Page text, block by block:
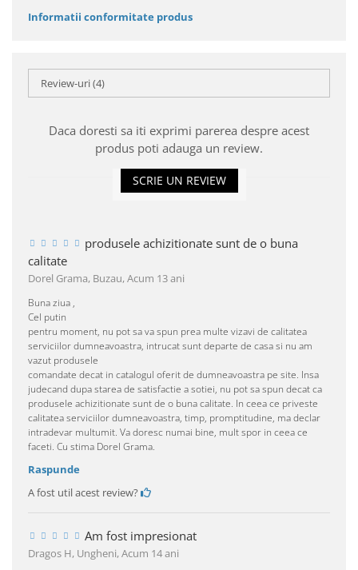
Informatii conformitate produs
Review-uri(4)
Daca doresti sa iti exprimi parerea despre acest
produs poti adauga un review.
SCRIE UN REVIEW
produsele achizitionate sunt de o buna
calitate
Dorel Grama, Buzau,Acum 13 ani
Buna ziua ,
Cel putin
pentru moment, nu pot sa va spun prea multe vizavi de calitatea
serviciilor dumneavoastra, intrucat sunt departe de casa si nu am
vazut produsele
comandate decat in catalogul oferit de dumneavoastra pe site. Insa
judecand dupa starea de satisfactie a sotiei, nu pot sa spun decat ca
produsele achizitionate sunt de o buna calitate. In ceea ce priveste
calitatea serviciilor dumneavoastra, timp, promptitudine, ma declar
intradevar multumit. Va doresc numai bine, mult spor in ceea ce
faceti. Cu stima Dorel Grama.
Raspunde
A fost util acest review?
Am fost impresionat
Dragos H, Ungheni,Acum 14 ani